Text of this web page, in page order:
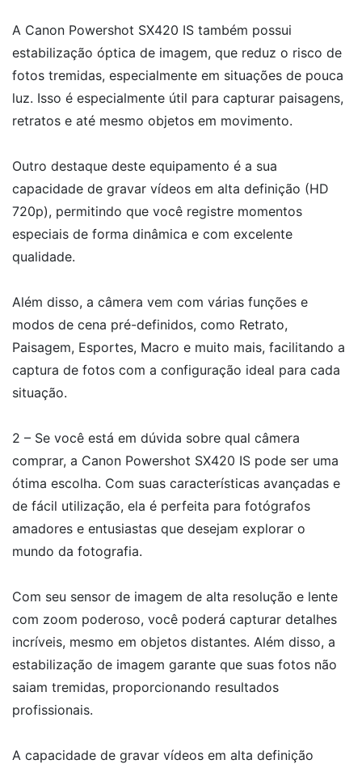
A Canon Powershot SX420 IS também possui
estabilização óptica de imagem, que reduz o risco de
fotos tremidas, especialmente em situações de pouca
luz. Isso é especialmente útil para capturar paisagens,
retratos e até mesmo objetos em movimento.
Outro destaque deste equipamento é a sua
capacidade de gravar vídeos em alta definição (HD
720p), permitindo que você registre momentos
especiais de forma dinâmica e com excelente
qualidade.
Além disso, a câmera vem com várias funções e
modos de cena pré-definidos, como Retrato,
Paisagem, Esportes, Macro e muito mais, facilitando a
captura de fotos com a configuração ideal para cada
situação.
2 – Se você está em dúvida sobre qual câmera
comprar, a Canon Powershot SX420 IS pode ser uma
ótima escolha. Com suas características avançadas e
de fácil utilização, ela é perfeita para fotógrafos
amadores e entusiastas que desejam explorar o
mundo da fotografia.
Com seu sensor de imagem de alta resolução e lente
com zoom poderoso, você poderá capturar detalhes
incríveis, mesmo em objetos distantes. Além disso, a
estabilização de imagem garante que suas fotos não
saiam tremidas, proporcionando resultados
profissionais.
A capacidade de gravar vídeos em alta definição